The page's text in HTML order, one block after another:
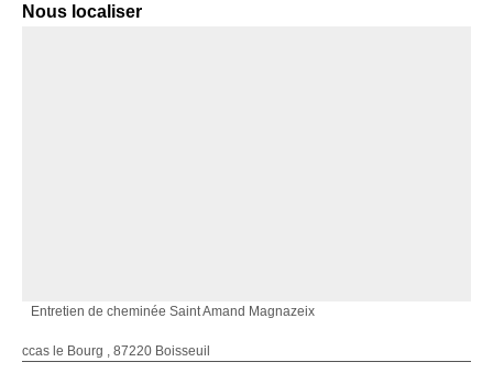
Nous localiser
Entretien de cheminée Saint Amand Magnazeix
ccas le Bourg , 87220 Boisseuil